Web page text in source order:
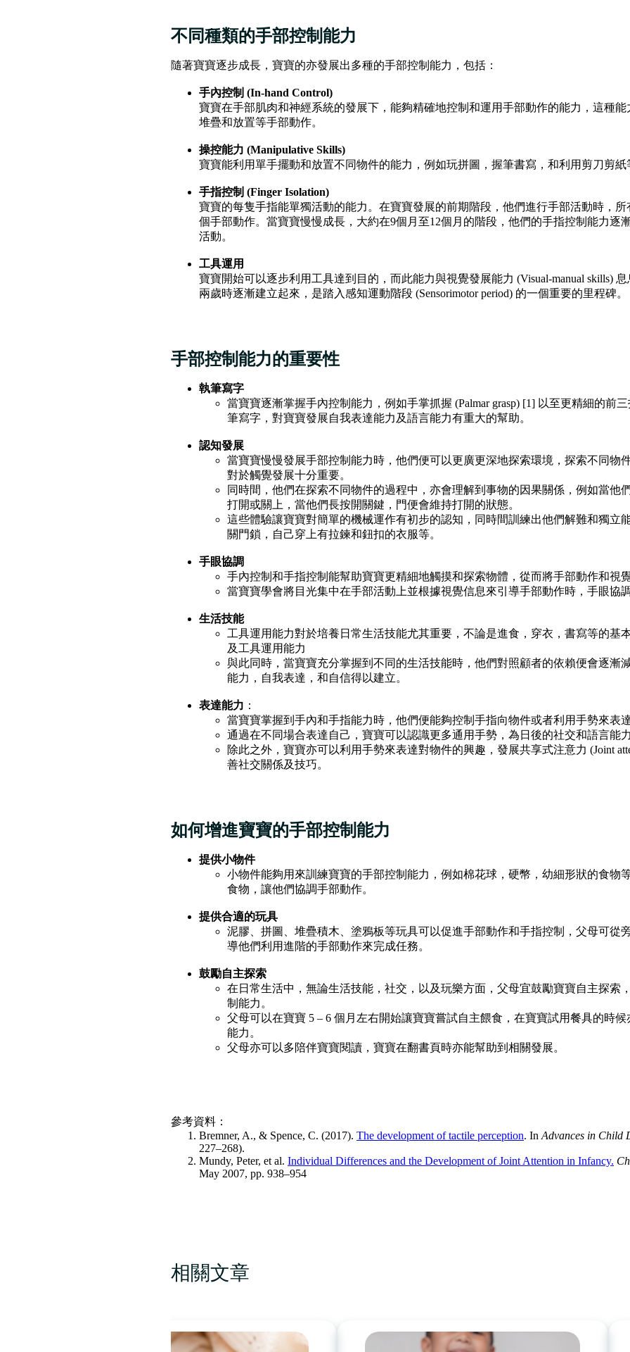
不同種類的手部控制能力
隨著寶寶逐步成長，寶寶的亦發展出多種的手部控制能力，包括：
手內控制 (In-hand Control)
寶寶在手部肌肉和神經系統的發展下，能夠精確地控制和運用手部動作的能力，這種
堆疊和放置等手部動作。
操控能力 (Manipulative Skills)
寶寶能利用單手擺動和放置不同物件的能力，例如玩拼圖，握筆書寫，和利用剪刀剪
手指控制 (Finger Isolation)
寶寶的每隻手指能單獨活動的能力。在寶寶發展的前期階段，他們進行手部活動時，
個手部動作。當寶寶慢慢成長，大約在9個月至12個月的階段，他們的手指控制能力逐
活動。
工具運用
寶寶開始可以逐步利用工具達到目的，而此能力與視覺發展能力 (Visual-manual skills)
兩歲時逐漸建立起來，是踏入感知運動階段 (Sensorimotor period) 的一個重要的里程碑。
手部控制能力的重要性
執筆寫字
當寶寶逐漸掌握手內控制能力，例如手掌抓握 (Palmar grasp) [1] 以至更精細的前
筆寫字，對寶寶發展自我表達能力及語言能力有重大的幫助。
認知發展
當寶寶慢慢發展手部控制能力時，他們便可以更廣更深地探索環境，探索不同物
對於觸覺發展十分重要。
同時間，他們在探索不同物件的過程中，亦會理解到事物的因果關係，例如當他
打開或關上，當他們長按開關鍵，門便會維持打開的狀態。
這些體驗讓寶寶對簡單的機械運作有初步的認知，同時間訓練出他們解難和獨立
關門鎖，自己穿上有拉鍊和鈕扣的衣服等。
手眼協調
手內控制和手指控制能幫助寶寶更精細地觸摸和探索物體，從而將手部動作和視
當寶寶學會將目光集中在手部活動上並根據視覺信息來引導手部動作時，手眼協
生活技能
工具運用能力對於培養日常生活技能尤其重要，不論是進食，穿衣，書寫等的基
及工具運用能力
與此同時，當寶寶充分掌握到不同的生活技能時，他們對照顧者的依賴便會逐漸
能力，自我表達，和自信得以建立。
表達能力 ：
當寶寶掌握到手內和手指能力時，他們便能夠控制手指向物件或者利用手勢來表
通過在不同場合表達自己，寶寶可以認識更多通用手勢，為日後的社交和語言能
除此之外，寶寶亦可以利用手勢來表達對物件的興趣，發展共享式注意力 (Joint
善社交關係及技巧。
如何增進寶寶的手部控制能力
提供小物件
小物件能夠用來訓練寶寶的手部控制能力，例如棉花球，硬幣，幼細形狀的食物
食物，讓他們協調手部動作。
提供合適的玩具
泥膠、拼圖、堆疊積木、塗鴉板等玩具可以促進手部動作和手指控制，父母可從
導他們利用進階的手部動作來完成任務。
鼓勵自主探索
在日常生活中，無論生活技能，社交，以及玩樂方面，父母宜鼓勵寶寶自主探索
制能力。
父母可以在寶寶 5 – 6 個月左右開始讓寶寶嘗試自主餵食，在寶寶試用餐具的時
能力。
父母亦可以多陪伴寶寶閱讀，寶寶在翻書頁時亦能幫助到相關發展。
參考資料：
Bremner, A., & Spence, C. (2017). The development of tactile perception. In Advances in Child
227–268).
Mundy, Peter, et al. Individual Differences and the Development of Joint Attention in Infancy.
May 2007, pp. 938–954
相關文章